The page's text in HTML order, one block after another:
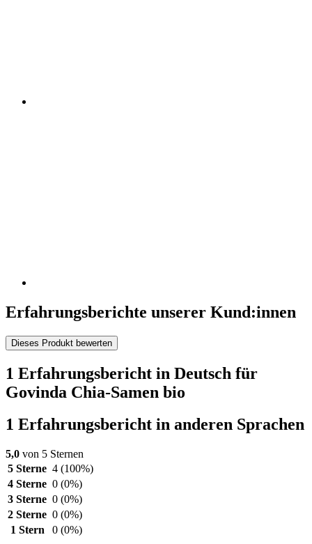
Erfahrungsberichte unserer Kund:innen
Dieses Produkt bewerten
1 Erfahrungsbericht in Deutsch für
Govinda Chia-Samen bio
1 Erfahrungsbericht in anderen Sprachen
5,0 von 5 Sternen
5 Sterne 4 (100%)
4 Sterne 0 (0%)
3 Sterne 0 (0%)
2 Sterne 0 (0%)
1 Stern
0 (0%)